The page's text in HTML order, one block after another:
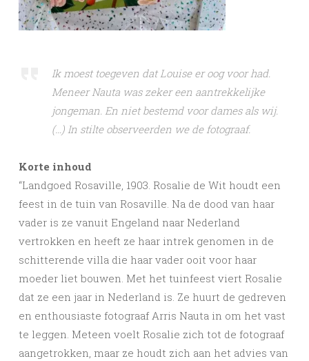
Ik moest toegeven dat Louise er oog voor had.
Meneer Nauta was zeker een aantrekkelijke
jongeman. En niet bestemd voor dames als wij.
(…) In stilte observeerden we de fotograaf.
Korte inhoud
“Landgoed Rosaville, 1903. Rosalie de Wit houdt een
feest in de tuin van Rosaville. Na de dood van haar
vader is ze vanuit Engeland naar Nederland
vertrokken en heeft ze haar intrek genomen in de
schitterende villa die haar vader ooit voor haar
moeder liet bouwen. Met het tuinfeest viert Rosalie
dat ze een jaar in Nederland is. Ze huurt de gedreven
en enthousiaste fotograaf Arris Nauta in om het vast
te leggen. Meteen voelt Rosalie zich tot de fotograaf
aangetrokken, maar ze houdt zich aan het advies van